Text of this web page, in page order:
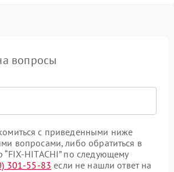
вопросы
с приведенными ниже
вопросами, либо обратиться в
“FIX-HITACHI” по следующему
301-55-83 если не нашли ответ на